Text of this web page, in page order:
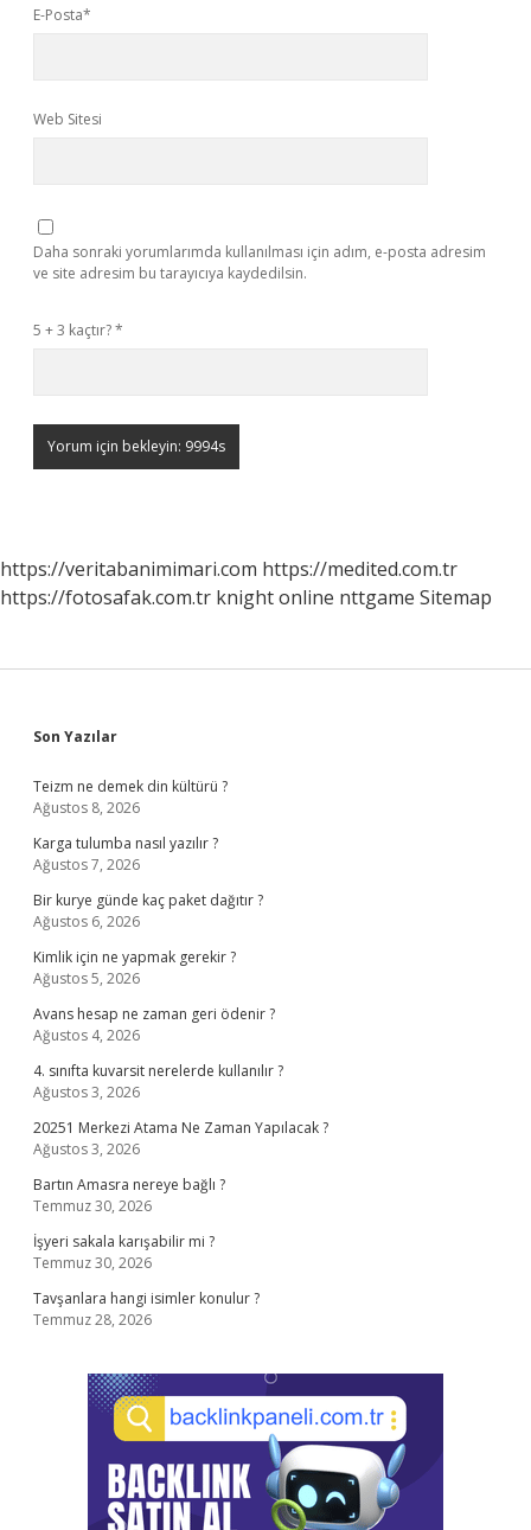
E-Posta*
Web Sitesi
Daha sonraki yorumlarımda kullanılması için adım, e-posta adresim
ve site adresim bu tarayıcıya kaydedilsin.
5 + 3 kaçtır?*
https://veritabanimimari.com https://medited.com.tr
https://fotosafak.com.tr knight online nttgame Sitemap
Sidebar
Son Yazılar
Teizm ne demek din kültürü ?
Ağustos 8, 2026
Karga tulumba nasıl yazılır ?
Ağustos 7, 2026
Bir kurye günde kaç paket dağıtır ?
Ağustos 6, 2026
Kimlik için ne yapmak gerekir ?
Ağustos 5, 2026
Avans hesap ne zaman geri ödenir ?
Ağustos 4, 2026
4. sınıfta kuvarsit nerelerde kullanılır ?
Ağustos 3, 2026
20251 Merkezi Atama Ne Zaman Yapılacak ?
Ağustos 3, 2026
Bartın Amasra nereye bağlı ?
Temmuz 30, 2026
İşyeri sakala karışabilir mi ?
Temmuz 30, 2026
Tavşanlara hangi isimler konulur ?
Temmuz 28, 2026